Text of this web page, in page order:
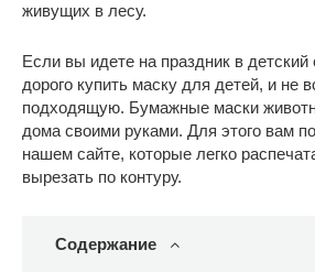
живущих в лесу.
Если вы идете на праздник в детский
дорого купить маску для детей, и не
подходящую. Бумажные маски
дома своими руками. Для этого вам
нашем сайте, которые легко
вырезать по контуру.
Содержание